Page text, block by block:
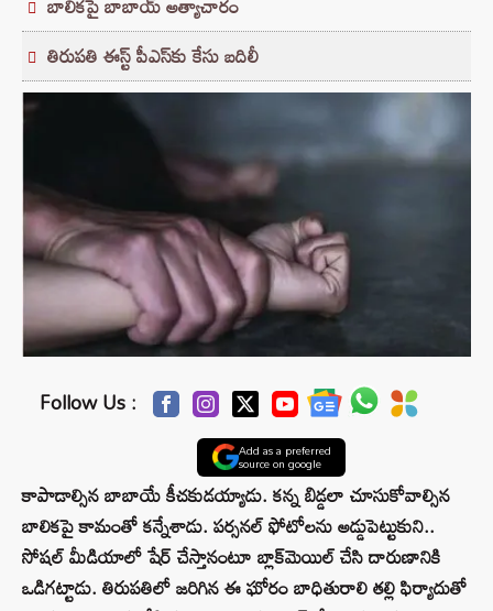
తిరుపతి ఈస్ట్ పీఎస్‌కు కేసు బదిలీ
Follow Us :
Add as a preferred
source on google
కాపాడాల్సిన బాబాయే కీచకుడయ్యాడు. కన్న బిడ్డలా చూసుకోవాల్సిన
బాలికపై కామంతో కన్నేశాడు. పర్సనల్ ఫోటోలను అడ్డుపెట్టుకుని..
సోషల్ మీడియాలో షేర్ చేస్తానంటూ బ్లాక్‌మెయిల్ చేసి దారుణానికి
ఒడిగట్టాడు. తిరుపతిలో జరిగిన ఈ ఘోరం బాధితురాలి తల్లి ఫిర్యాదుతో